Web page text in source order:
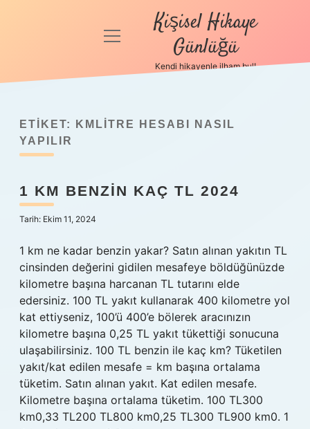
Anasayfa
Politikası
Yasal Uyarı
Hakkımızda
menüyü
Kişisel Hikaye
Günlüğü
Kendi hikayenle ilham bul!
ETIKET:
KMLITRE HESABI NASIL
YAPILIR
1 KM BENZIN KAÇ TL 2024
Tarih: Ekim 11, 2024
1 km ne kadar benzin yakar? Satın alınan yakıtın TL
cinsinden değerini gidilen mesafeye böldüğünüzde
kilometre başına harcanan TL tutarını elde
edersiniz. 100 TL yakıt kullanarak 400 kilometre yol
kat ettiyseniz, 100’ü 400’e bölerek aracınızın
kilometre başına 0,25 TL yakıt tükettiği sonucuna
ulaşabilirsiniz. 100 TL benzin ile kaç km? Tüketilen
yakıt/kat edilen mesafe = km başına ortalama
tüketim. Satın alınan yakıt. Kat edilen mesafe.
Kilometre başına ortalama tüketim. 100 TL300
km0,33 TL200 TL800 km0,25 TL300 TL900 km0. 1